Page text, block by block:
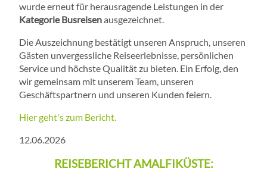
wurde erneut für herausragende Leistungen in der
Kategorie Busreisenausgezeichnet.
Die Auszeichnung bestätigt unseren Anspruch, unseren
Gästen unvergessliche Reiseerlebnisse, persönlichen
Service und höchste Qualität zu bieten. Ein Erfolg, den
wir gemeinsam mit unserem Team, unseren
Geschäftspartnern und unseren Kunden feiern.
Hier geht's zum Bericht.
12.06.2026
REISEBERICHT AMALFIKÜSTE: